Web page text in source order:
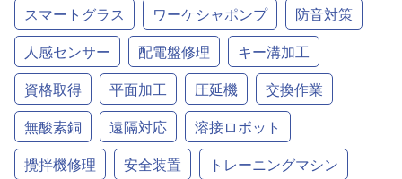
スマートグラス
ワーケシャポンプ
防音対策
人感センサー
配電盤修理
キー溝加工
資格取得
平面加工 圧延機
交換作業
無酸素銅
遠隔対応
溶接ロボット
攪拌機修理
安全装置
トレーニングマシン